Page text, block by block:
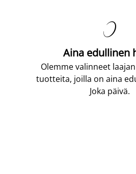

Aina edullinen
Olemme valinneet
tuotteita, joilla on aina
Joka päivä.